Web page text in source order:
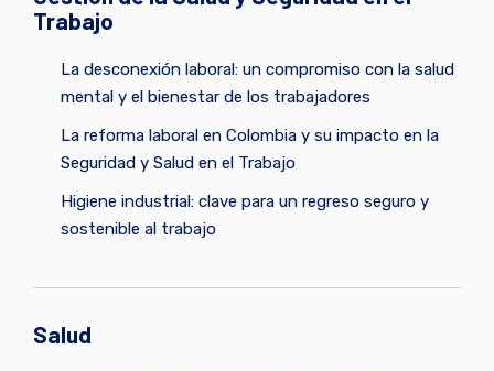
Trabajo
La desconexión laboral: un compromiso con la salud
mental y el bienestar de los trabajadores
La reforma laboral en Colombia y su impacto en la
Seguridad y Salud en el Trabajo
Higiene industrial: clave para un regreso seguro y
sostenible al trabajo
Salud